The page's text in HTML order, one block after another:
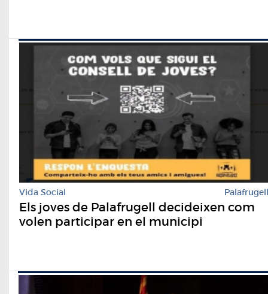
Vida Social Palafrugell
Els joves de Palafrugell decideixen com
volen participar en el municipi